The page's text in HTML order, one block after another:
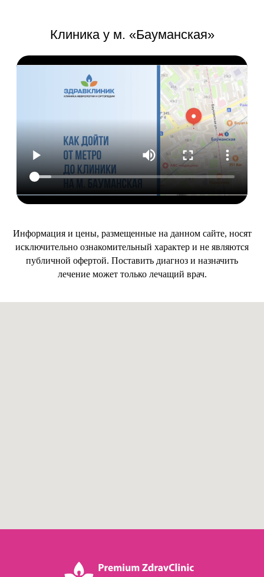
Информация и цены, размещенные на данном сайте, носят
исключительно ознакомительный характер и не являются
публичной офертой. Поставить диагноз и назначить
лечение может только лечащий врач.